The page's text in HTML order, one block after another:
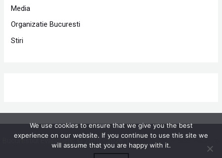
Media
Organizatie Bucuresti
Stiri
Bucurestiul Evanghelic © 2010 - 2026 |Powered by Proclamedia.ro
We use cookies to ensure that we give you the best
experience on our website. If you continue to use this site we
will assume that you are happy with it.